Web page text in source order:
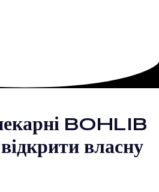
BOHLIB
власну